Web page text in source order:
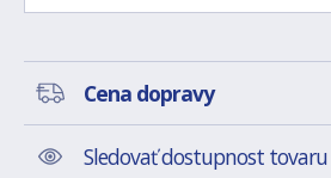
Cena dopravy
Sledovať dostupnost tovaru